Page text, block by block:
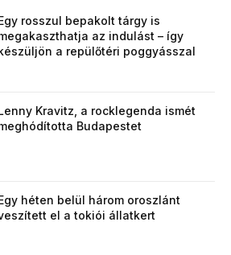
rosszul bepakolt tárgy is
az indulást – így
a repülőtéri poggyásszal
Kravitz, a rocklegenda ismét
Budapestet
héten belül három oroszlánt
el a tokiói állatkert